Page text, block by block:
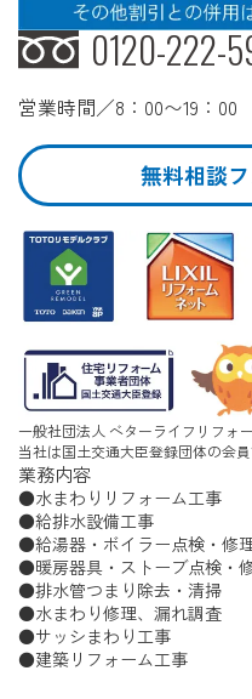
0120-222-
営業時間／8：00〜19：00
無料相談
一般社団法人 ベターライフリフォ
当社は国土交通大臣登録団体の会
業務内容
水まわりリフォーム工事
給排水設備工事
給湯器・ボイラー点検・修
暖房器具・ストーブ点検・
排水管つまり除去・清掃
水まわり修理、漏れ調査
サッシまわり工事
建築リフォーム工事